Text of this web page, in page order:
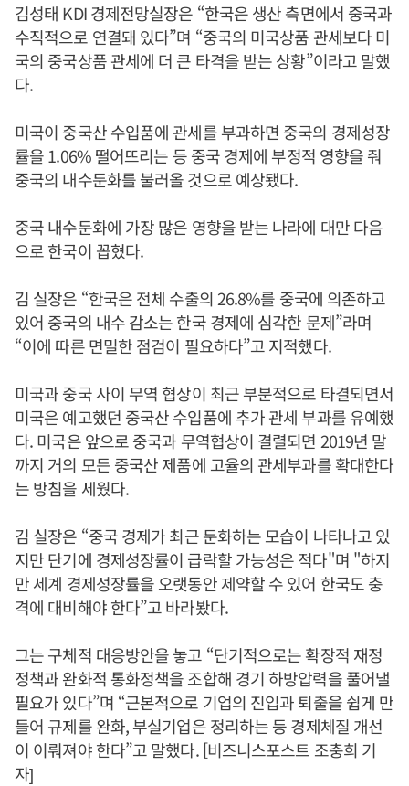
김성태 KDI 경제전망실장은 “한국은 생산 측면에서 중국과
수직적으로 연결돼 있다”며 “중국의 미국상품 관세보다 미
국의 중국상품 관세에 더 큰 타격을 받는 상황”이라고 말했
다.
미국이 중국산 수입품에 관세를 부과하면 중국의 경제성장
률을 1.06% 떨어뜨리는 등 중국 경제에 부정적 영향을 줘
중국의 내수둔화를 불러올 것으로 예상됐다.
중국 내수둔화에 가장 많은 영향을 받는 나라에 대만 다음
으로 한국이 꼽혔다.
김 실장은 “한국은 전체 수출의 26.8%를 중국에 의존하고
있어 중국의 내수 감소는 한국 경제에 심각한 문제”라며
“이에 따른 면밀한 점검이 필요하다”고 지적했다.
미국과 중국 사이 무역 협상이 최근 부분적으로 타결되면서
미국은 예고했던 중국산 수입품에 추가 관세 부과를 유예했
다. 미국은 앞으로 중국과 무역협상이 결렬되면 2019년 말
까지 거의 모든 중국산 제품에 고율의 관세부과를 확대한다
는 방침을 세웠다.
김 실장은 “중국 경제가 최근 둔화하는 모습이 나타나고 있
지만 단기에 경제성장률이 급락할 가능성은 적다"며 "하지
만 세계 경제성장률을 오랫동안 제약할 수 있어 한국도 충
격에 대비해야 한다”고 바라봤다.
그는 구체적 대응방안을 놓고 “단기적으로는 확장적 재정
정책과 완화적 통화정책을 조합해 경기 하방압력을 풀어낼
필요가 있다”며 “근본적으로 기업의 진입과 퇴출을 쉽게 만
들어 규제를 완화, 부실기업은 정리하는 등 경제체질 개선
이 이뤄져야 한다”고 말했다. [비즈니스포스트 조충희 기
자]